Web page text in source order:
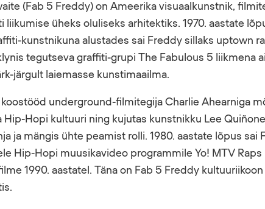
(Fab 5 Freddy) on Ameerika visuaalkunstnik,
liikumise üheks oluliseks arhitektiks. 1970. aastate
kunstnikuna alustades sai Freddy sillaks uptown
tegutseva graffiti-grupi The Fabulous 5 liikmena
järgult laiemasse kunstimaailma.
underground-filmitegija Charlie Ahearniga
Hip-Hopi kultuuri ning kujutas kunstnikku Lee
ja mängis ühte peamist rolli. 1980. aastate lõpus sai
Hip-Hopi muusikavideo programmile Yo! MTV
1990. aastatel. Täna on Fab 5 Freddy